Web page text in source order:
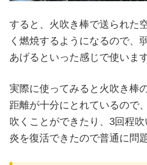
すると、火吹き棒で送られた
く燃焼するようになるので、
あげるといった感じで使います
実際に使ってみると火吹き棒
距離が十分にとれているので
吹くことができたり、3回程
炎を復活できたので普通に問